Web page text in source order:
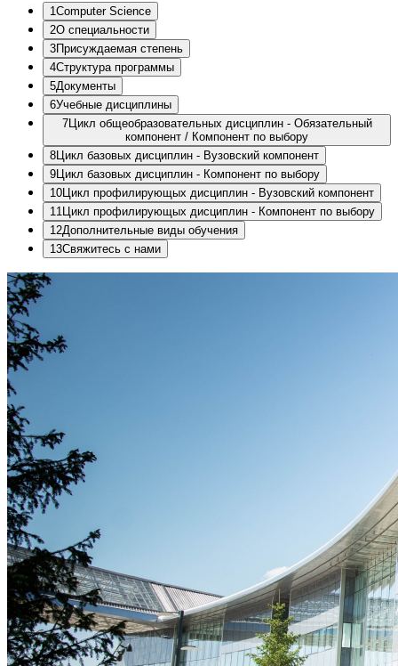
1Computer Science
2О специальности
3Присуждаемая степень
4Структура программы
5Документы
6Учебные дисциплины
7Цикл общеобразовательных дисциплин - Обязательный
компонент / Компонент по выбору
8Цикл базовых дисциплин - Вузовский компонент
9
Цикл базовых дисциплин - Компонент по выбору
10
Цикл профилирующых дисциплин - Вузовский компонент
11Цикл профилирующых дисциплин - Компонент по выбору
12Дополнительные виды обучения
13Свяжитесь с нами